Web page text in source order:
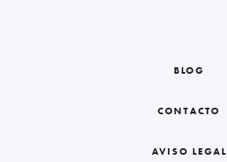
BLOG
CONTACTO
AVISO LEGAL